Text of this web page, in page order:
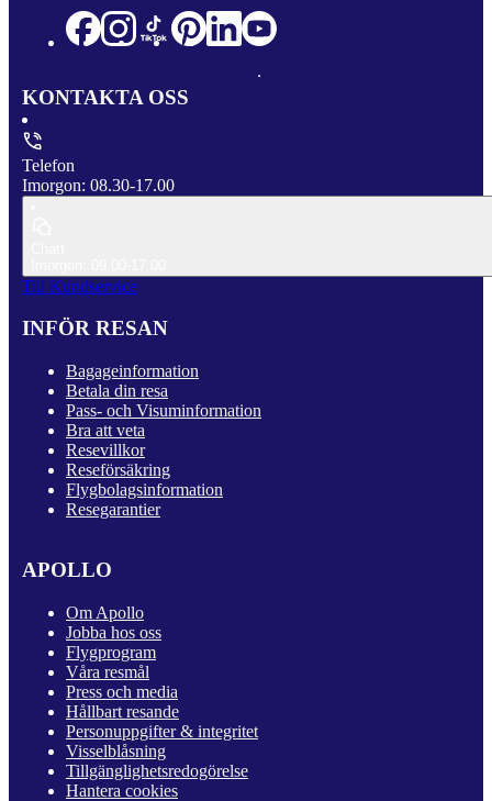
KONTAKTA OSS
Telefon
Imorgon: 08.30-17.00
Till Kundservice
INFÖR RESAN
Bagageinformation
Betala din resa
Pass- och Visuminformation
Bra att veta
Resevillkor
Reseförsäkring
Flygbolagsinformation
Resegarantier
APOLLO
Om Apollo
Jobba hos oss
Flygprogram
Våra resmål
Press och media
Hållbart resande
Personuppgifter & integritet
Visselblåsning
Tillgänglighetsredogörelse
Hantera cookies